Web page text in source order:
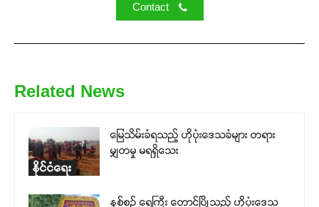
Contact
Related News
နိုင်ငံရေး
မြေသိမ်းခံရသည့် ဟိုပုံးဒေသခံများ တရား
မျှတမှု မရရှိသေး
နှစ်စဉ် ရေကြီး တောင်ပြိုသည့် ဟိုပုံးဒေသ